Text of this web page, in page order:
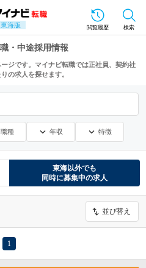
東海版 閲覧履歴 検索
・中途採用情報
ジです。マイナビ転職では正社員、契約社
の求人を探せます。
職種 年収 特徴
東海以外でも
同時に募集中の求人
並び替え
1